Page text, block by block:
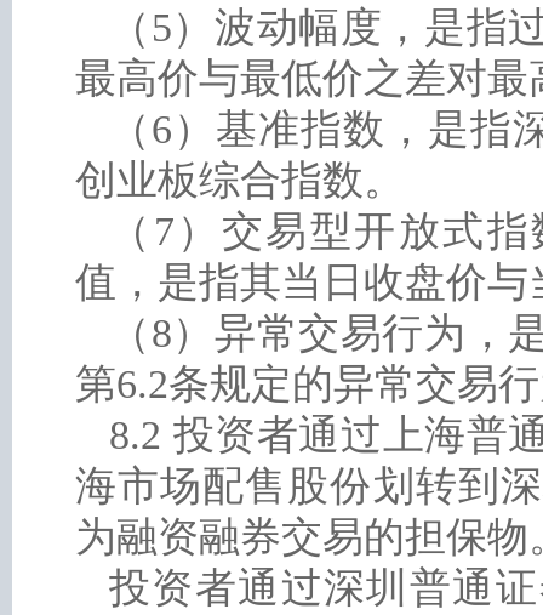
（5）波动幅度，是指
最高价与最低价之差对
（6）基准指数，是
创业板综合指数。
（7）交易型开放式
值，是指其当日收盘价
（8）异常交易行为，
第6.2条规定的异常交易
8.2 投资者通过上海普
海市场配售股份划转到
为融资融券交易的担保物
投资者通过深圳普通